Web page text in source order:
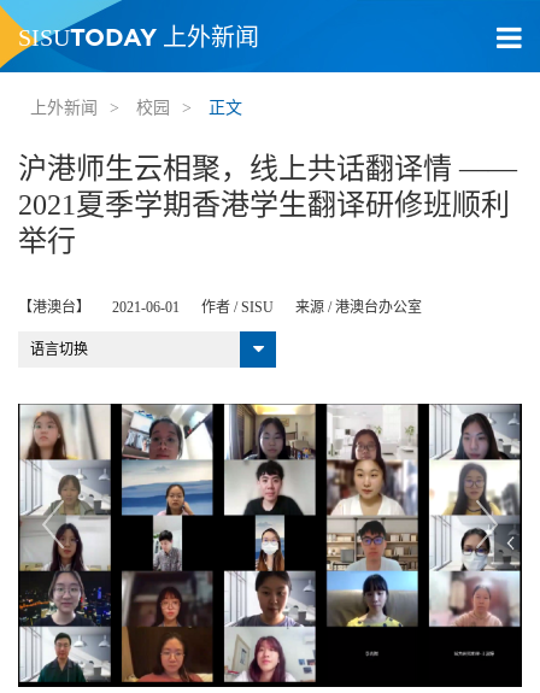
SISUTODAY 上外新闻
上外新闻 > 校园 > 正文
沪港师生云相聚，线上共话翻译情 ——
2021夏季学期香港学生翻译研修班顺利
举行
【港澳台】 2021-06-01 作者 /SISU 来源 /港澳台办公室
语言切换